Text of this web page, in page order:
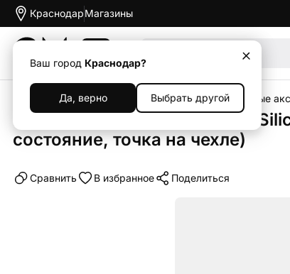
Краснодар
Ваш город Краснодар?
Да, верно Выбрать другой
Магазины
Каталог Уцененная техника Уцененные
Клип-кейс (накладка) Apple
состояние, точка на чехле)
Cравнить В избранное Поделиться